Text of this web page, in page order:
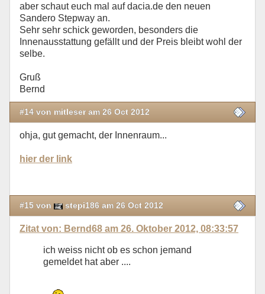
aber schaut euch mal auf dacia.de den neuen
Sandero Stepway an.
Sehr sehr schick geworden, besonders die
Innenausstattung gefällt und der Preis bleibt wohl der
selbe.
Gruß
Bernd
#14 von mitleser am 26 Oct 2012
ohja, gut gemacht, der Innenraum...
hier der link
#15 von stepi186 am 26 Oct 2012
Zitat von: Bernd68 am 26. Oktober 2012, 08:33:57
ich weiss nicht ob es schon jemand
gemeldet hat aber ....